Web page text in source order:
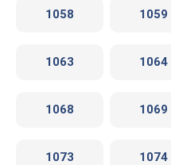
1058 1059
1063 1064
1068 1069
1073 1074